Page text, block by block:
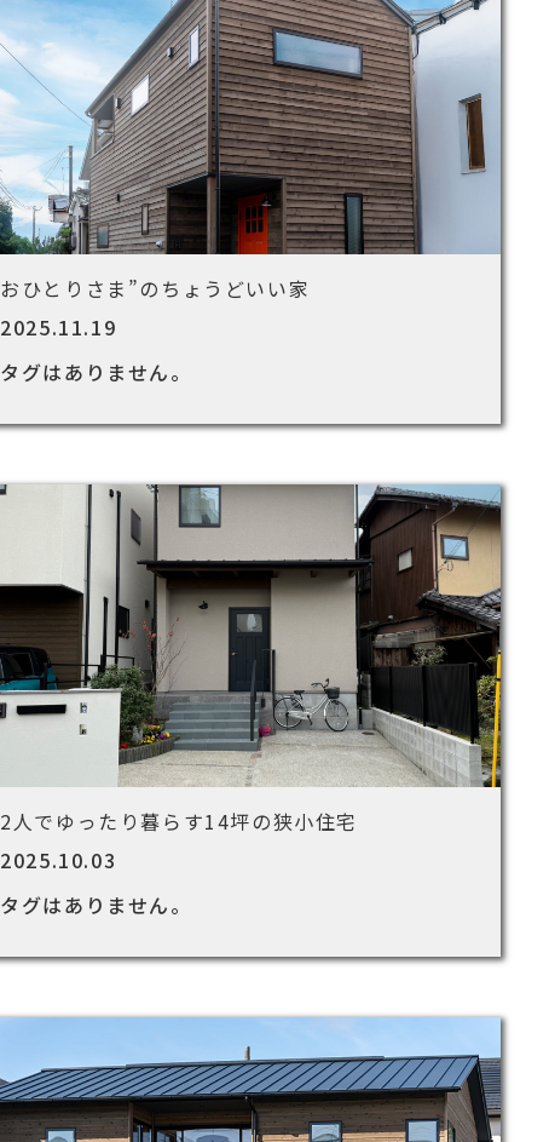
おひとりさま”のちょうどいい家
2025.11.19
タグはありません。
2人でゆったり暮らす14坪の狭小住宅
2025.10.03
タグはありません。